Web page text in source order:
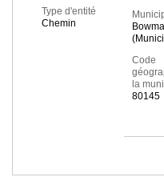
Type d'entité
Chemin
Code
la
80145